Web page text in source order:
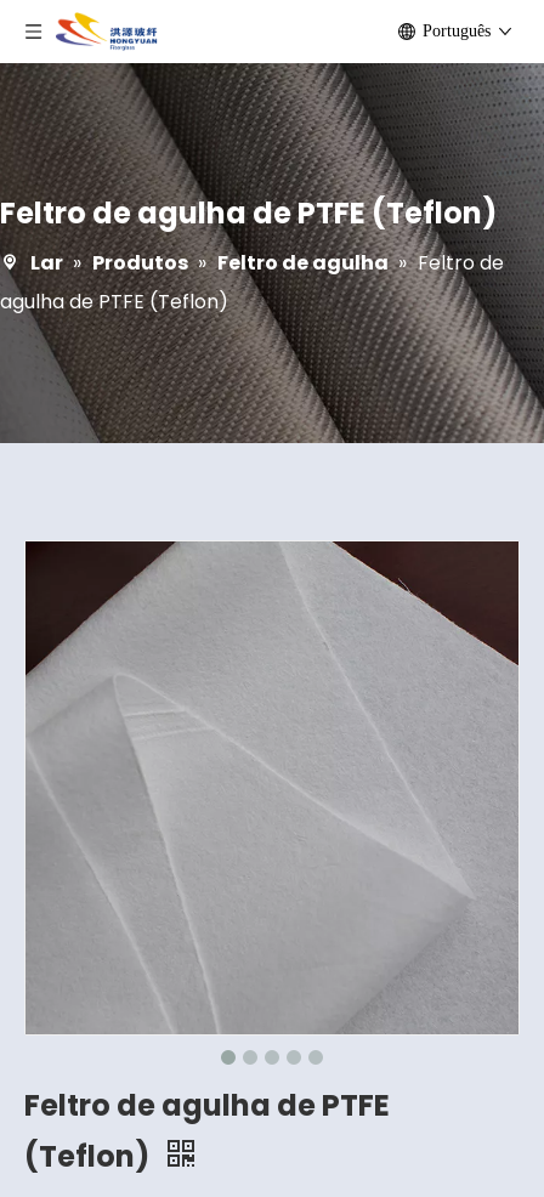
Português
Feltro de agulha de PTFE (Teflon)
Lar » Produtos » Feltro de agulha » Feltro de
agulha de PTFE (Teflon)
Feltro de agulha de PTFE
(Teflon)